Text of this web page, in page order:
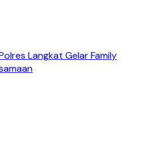
Langkat Gelar Family